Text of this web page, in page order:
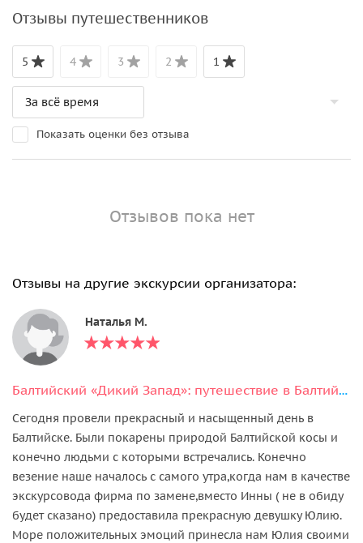
Отзывы путешественников
5 4 3 2 1
Показать оценки без отзыва
Отзывов пока нет
Отзывы на другие экскурсии организатора:
Наталья М.
Балтийский «Дикий Запад»: путешествие в Балтийск
Сегодня провели прекрасный и насыщенный день в
Балтийске. Были покарены природой Балтийской косы и
конечно людьми с которыми встречались. Конечно
везение наше началось с самого утра,когда нам в качестве
экскурсовода фирма по замене,вместо Инны ( не в обиду
будет сказано) предоставила прекрасную девушку Юлию.
Море положительных эмоций принесла нам Юлия своими